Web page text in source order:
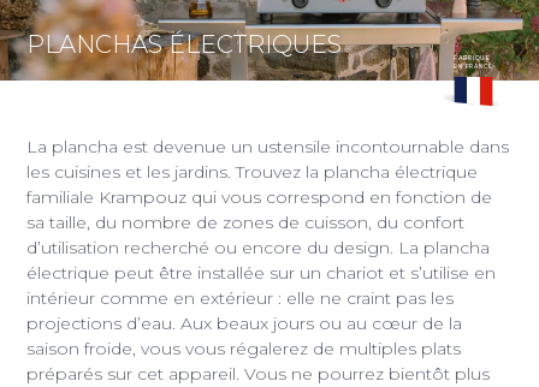
PLANCHAS ÉLECTRIQUES FABRIQUÉ
EN FRANCE
La plancha est devenue un ustensile incontournable dans
les cuisines et les jardins. Trouvez la plancha électrique
familiale Krampouz qui vous correspond en fonction de
sa taille, du nombre de zones de cuisson, du confort
d’utilisation recherché ou encore du design. La plancha
électrique peut être installée sur un chariot et s’utilise en
intérieur comme en extérieur : elle ne craint pas les
projections d’eau. Aux beaux jours ou au cœur de la
saison froide, vous vous régalerez de multiples plats
préparés sur cet appareil. Vous ne pourrez bientôt plus